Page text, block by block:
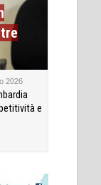
2026
e